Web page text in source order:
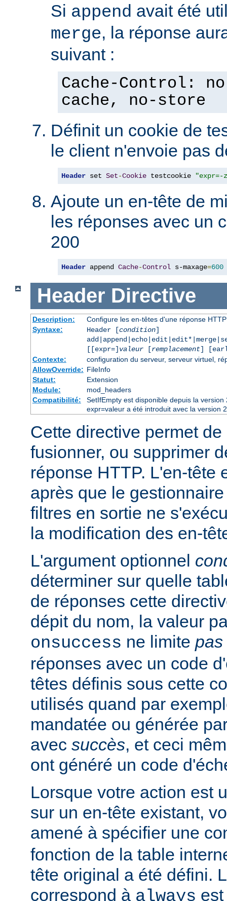
Si append avait été
merge, la réponse
suivant :
Cache-Control:
cache, no-store
Définit un cookie de
le client n'envoie pas
Header set Set-Cookie testcookie "expr=-
Ajoute un en-tête de
les réponses avec un
200
Header append Cache-Control s-maxage=600
Header Directive
Description:
Configure les en-têtes d'une réponse HTTP
Syntaxe:
Header [condition]
[[expr=] valeur[remplacement]
Contexte:
configuration du serveur, serveur virtuel,
AllowOverride: FileInfo
Statut:
Extension
Module:
mod_headers
Compatibilité:
SetIfEmpty est disponible depuis la
expr=valeur a été introduit avec la version
Cette directive permet de
fusionner, ou supprimer
réponse HTTP. L'en-tête
après que le
filtres en sortie ne
la modification des en-
L'argument optionnel
déterminer sur quelle
de réponses cette
dépit du nom, la valeur
onsuccess ne limite pas
réponses avec un code
têtes définis sous cette
utilisés quand par
mandatée ou générée
avec succès, et ceci
ont généré un code
Lorsque votre action est
sur un en-tête existant,
amené à spécifier une
fonction de la table
tête original a été défini.
correspond à always